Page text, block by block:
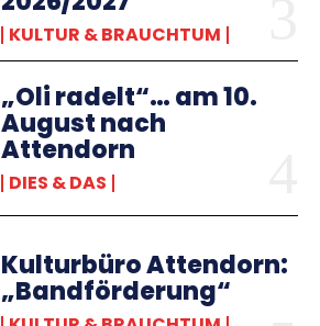
KULTUR & BRAUCHTUM
„Oli radelt“… am 10.
August nach
Attendorn
DIES & DAS
Kulturbüro Attendorn:
„Bandförderung“